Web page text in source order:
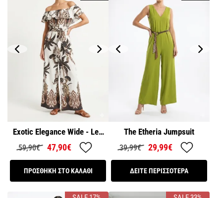
Exotic Elegance Wide - Leg
Ολόσωμη φόρμα
59,90€ 47,90€
ΠΡΟΣΘΗΚΗ ΣΤΟ ΚΑΛΑΘΙ
The Etheria Jumpsuit
39,99€ 29,99€
ΔΕΙΤΕ ΠΕΡΙΣΣΟΤΕΡΑ